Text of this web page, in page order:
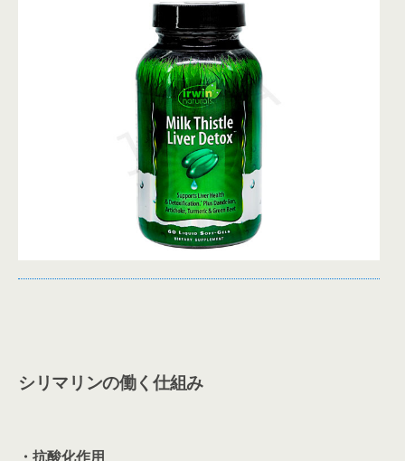
シリマリンの働く仕組み
・抗酸化作用